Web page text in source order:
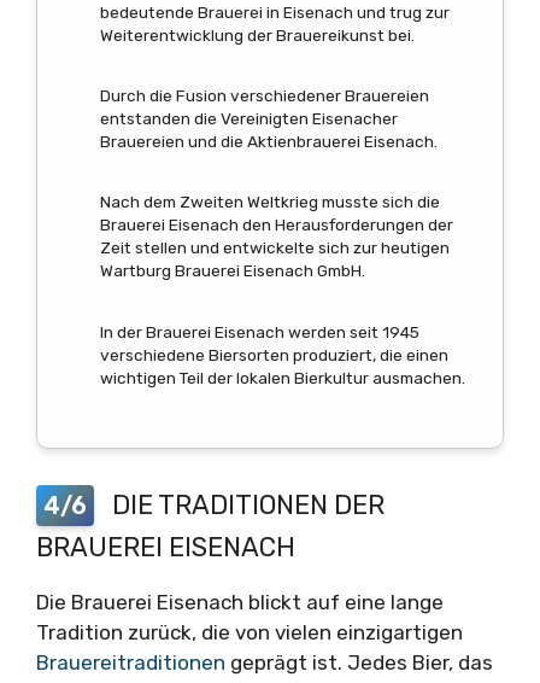
bedeutende Brauerei in Eisenach und trug zur
Weiterentwicklung der Brauereikunst bei.
Durch die Fusion verschiedener Brauereien
entstanden die Vereinigten Eisenacher
Brauereien und die Aktienbrauerei Eisenach.
Nach dem Zweiten Weltkrieg musste sich die
Brauerei Eisenach den Herausforderungen der
Zeit stellen und entwickelte sich zur heutigen
Wartburg Brauerei Eisenach GmbH.
In der Brauerei Eisenach werden seit 1945
verschiedene Biersorten produziert, die einen
wichtigen Teil der lokalen Bierkultur ausmachen.
4/6
DIE TRADITIONEN DER
BRAUEREI EISENACH
Die Brauerei Eisenach blickt auf eine lange
Tradition zurück, die von vielen einzigartigen
Brauereitraditionen geprägt ist. Jedes Bier, das